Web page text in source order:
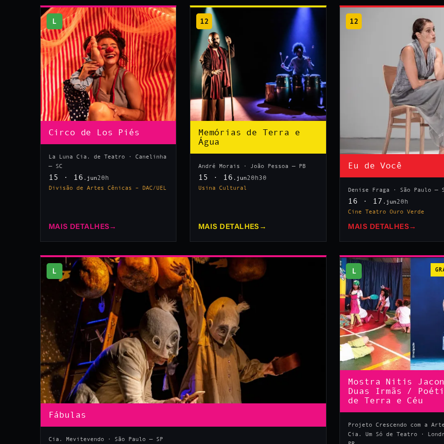
L
Circo de Los Piés
La Luna Cia. de Teatro · Canelinha
— SC
15 · 16 .jun20h
Divisão de Artes Cênicas – DAC/UEL
MAIS DETALHES →
12
Memórias de Terra e
Água
André Morais · João Pessoa — PB
15 · 16 .jun20h30
Usina Cultural
MAIS DETALHES →
12
Eu de Você
Denise Fraga · São Paulo —
16 · 17 .jun20h
Cine Teatro Ouro Verde
MAIS DETALHES →
L
Fábulas
Cia. Mevitevendo · São Paulo — SP
L
Mostra Nitis
Duas Irmãs /
de Terra e Céu
Projeto Crescendo com a
Cia. Um Só de Teatro ·